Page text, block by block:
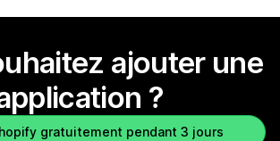
ajouter une
?
gratuitement pendant 3 jours